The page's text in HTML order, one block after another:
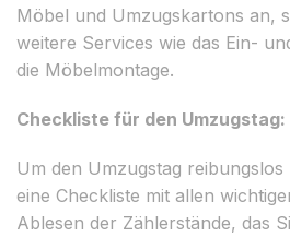
Möbel und Umzugskartons an,
weitere Services wie das Ein-
die Möbelmontage.
Checkliste für den Umzugstag:
Um den Umzugstag
eine Checkliste mit allen
Ablesen der Zählerstände, das